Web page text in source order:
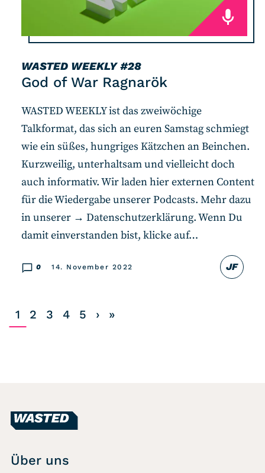
WASTED WEEKLY#28
God of War Ragnarök
JF
0 14. November 2022
WASTED WEEKLY ist das zweiwöchige
Talkformat, das sich an euren Samstag schmiegt
wie ein süßes, hungriges Kätzchen an Beinchen.
Kurzweilig, unterhaltsam und vielleicht doch
auch informativ. Wir laden hier externen Content
für die Wiedergabe unserer Podcasts. Mehr dazu
in unserer → Datenschutzerklärung. Wenn Du
damit einverstanden bist, klicke auf…
1 2 3 4 5 › »
Über uns